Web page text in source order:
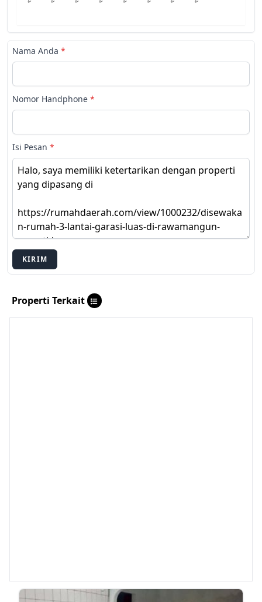
Nama Anda *
Nomor Handphone *
Isi Pesan *
KIRIM
Properti Terkait